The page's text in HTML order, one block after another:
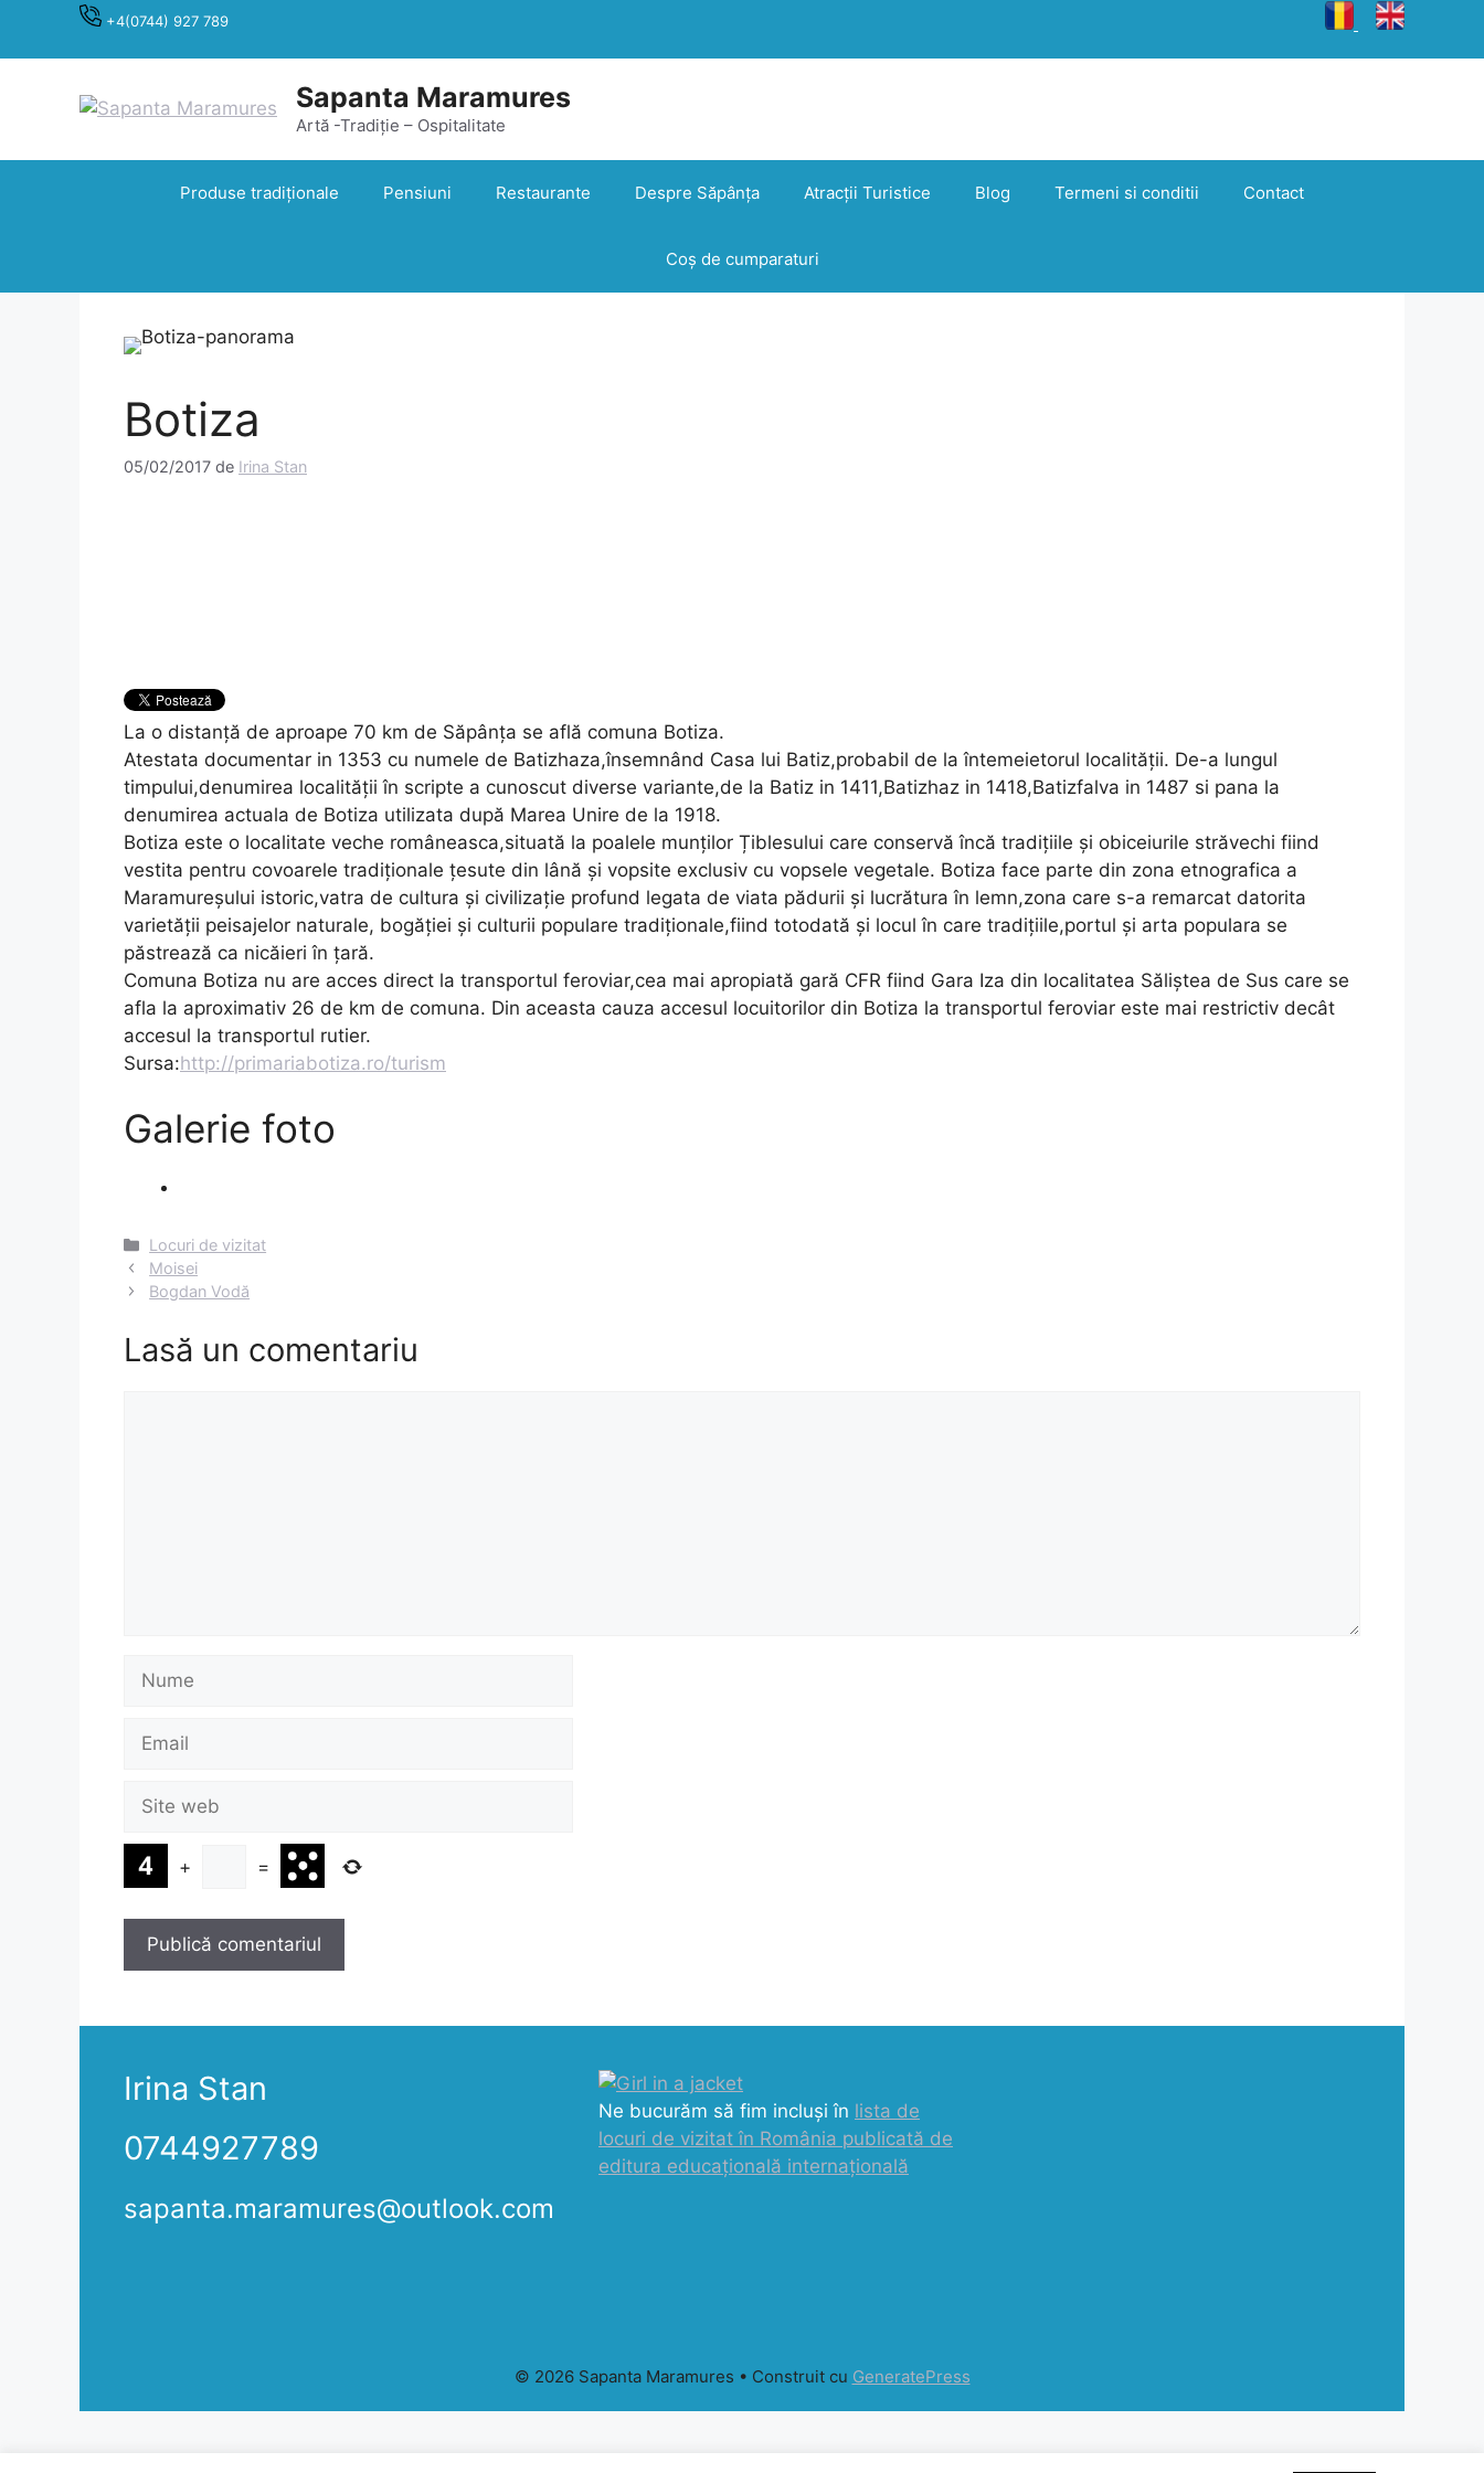
+4(0744) 927 789
Sapanta Maramures
Artă -Tradiție – Ospitalitate
Produse tradiționale Pensiuni Restaurante Despre Săpânța Atracții Turistice Blog Termeni si conditii Contact
Coș de cumparaturi
Botiza
05/02/2017 de Irina Stan
La o distanță de aproape 70 km de Săpânța se află comuna Botiza.
Atestata documentar in 1353 cu numele de Batizhaza,însemnând Casa lui Batiz,probabil de la întemeietorul localității. De-a lungul
timpului,denumirea localității în scripte a cunoscut diverse variante,de la Batiz in 1411,Batizhaz in 1418,Batizfalva in 1487 si pana la
denumirea actuala de Botiza utilizata după Marea Unire de la 1918.
Botiza este o localitate veche româneasca,situată la poalele munților Țiblesului care conservă încă tradițiile și obiceiurile străvechi fiind
vestita pentru covoarele tradiționale țesute din lână și vopsite exclusiv cu vopsele vegetale. Botiza face parte din zona etnografica a
Maramureșului istoric,vatra de cultura și civilizație profund legata de viata pădurii și lucrătura în lemn,zona care s-a remarcat datorita
varietății peisajelor naturale, bogăției și culturii populare tradiționale,fiind totodată și locul în care tradițiile,portul și arta populara se
păstrează ca nicăieri în țară.
Comuna Botiza nu are acces direct la transportul feroviar,cea mai apropiată gară CFR fiind Gara Iza din localitatea Săliștea de Sus care se
afla la aproximativ 26 de km de comuna. Din aceasta cauza accesul locuitorilor din Botiza la transportul feroviar este mai restrictiv decât
accesul la transportul rutier.
Sursa:http://primariabotiza.ro/turism
Galerie foto
Categorii
Locuri de vizitat
Navigare
în
Moisei
Bogdan Vodă
Lasă un comentariu
web
+ =
Irina Stan
0744927789
sapanta.maramures@outlook.com
Ne bucurăm să fim incluși în lista de
locuri de vizitat în România publicată de
editura educațională internațională
© 2026 Sapanta Maramures • Construit cu GeneratePress